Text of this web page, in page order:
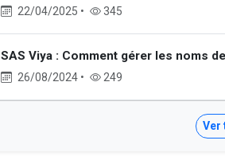
22/04/2025 • 345
SAS Viya : Comment gérer les noms
26/08/2024 • 249
Ver